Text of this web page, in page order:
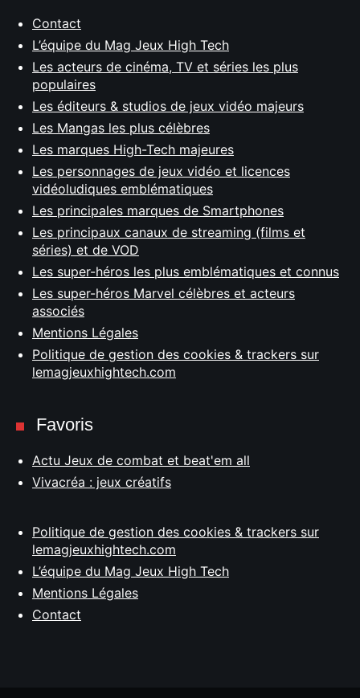
Contact
L’équipe du Mag Jeux High Tech
Les acteurs de cinéma, TV et séries les plus
populaires
Les éditeurs & studios de jeux vidéo majeurs
Les Mangas les plus célèbres
Les marques High-Tech majeures
Les personnages de jeux vidéo et licences
vidéoludiques emblématiques
Les principales marques de Smartphones
Les principaux canaux de streaming (films et
séries) et de VOD
Les super-héros les plus emblématiques et connus
Les super-héros Marvel célèbres et acteurs
associés
Mentions Légales
Politique de gestion des cookies & trackers sur
lemagjeuxhightech.com
Favoris
Actu Jeux de combat et beat'em all
Vivacréa : jeux créatifs
Politique de gestion des cookies & trackers sur
lemagjeuxhightech.com
L’équipe du Mag Jeux High Tech
Mentions Légales
Contact